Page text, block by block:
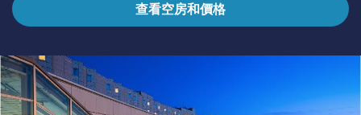
查看空房和價格